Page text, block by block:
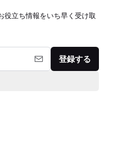
役立ち情報をいち早く受け取
登録する